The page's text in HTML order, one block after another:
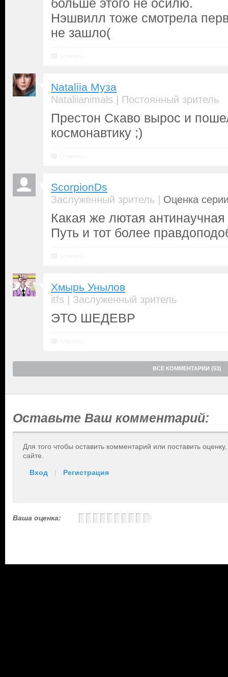
больше этого не осилю.
Нэшвилл тоже смотрела
не зашло(
Nataliia Муза
Nataliianimals | Постоянный зритель
Престон Скаво вырос и
космонавтику ;)
ScorpionDs
Заслуженный зритель | Оценка
Какая же лютая
Путь и тот более
Хмырь Унылов
itfs | Заслуженный зритель
ЭТО ШЕДЕВР
ВСЕ КОММЕНТАРИИ (53)
Оставьте Ваш комментарий:
Для того чтобы оставить комментарий или поставить
сайте.
Вход | Регистрация
Ваша оценка: